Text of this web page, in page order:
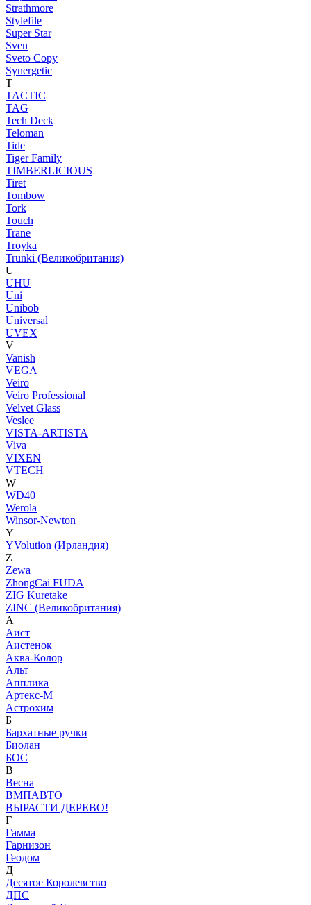
Strathmore
Stylefile
Super Star
Sven
Sveto Copy
Synergetic
T
TACTIC
TAG
Tech Deck
Teloman
Tide
Tiger Family
TIMBERLICIOUS
Tiret
Tombow
Tork
Touch
Trane
Troyka
Trunki (Великобритания)
U
UHU
Uni
Unibob
Universal
UVEX
V
Vanish
VEGA
Veiro
Veiro Professional
Velvet Glass
Veslee
VISTA-ARTISTA
Viva
VIXEN
VTECH
W
WD40
Werola
Winsor-Newton
Y
YVolution (Ирландия)
Z
Zewa
ZhongCai FUDA
ZIG Kuretake
ZINC (Великобритания)
А
Аист
Аистенок
Аква-Колор
Альт
Апплика
Артекс-М
Астрохим
Б
Бархатные ручки
Биолан
БОС
В
Весна
ВМПАВТО
ВЫРАСТИ ДЕРЕВО!
Г
Гамма
Гарнизон
Геодом
Д
Десятое Королевство
ДПС